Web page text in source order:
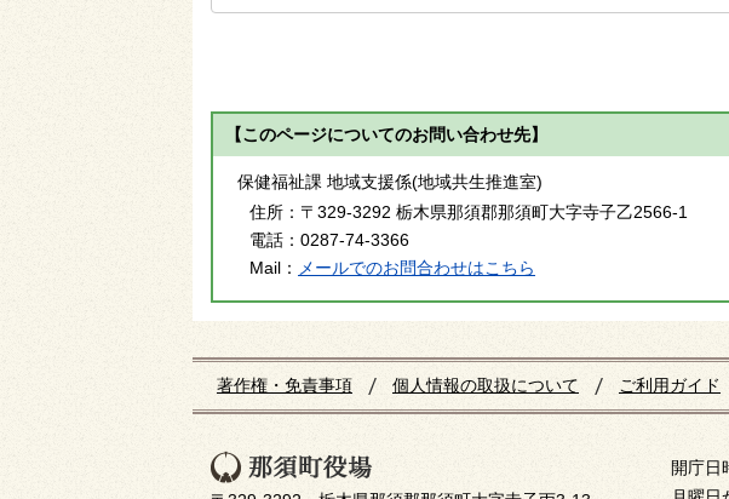
【このページについてのお問い合わせ先】
保健福祉課 地域支援係(地域共生推進室)
住所： 〒329-3292 栃木県那須郡那須町大字寺子乙2566-1
電話： 0287-74-3366
Mail：
メールでのお問合わせはこちら
著作権・免責事項 個人情報の取扱について ご利用ガイド
開庁日